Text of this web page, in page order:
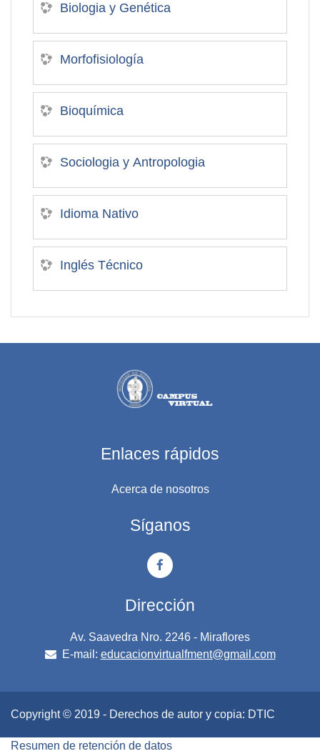
Biologia y Genética
Morfofisiología
Bioquímica
Sociologia y Antropologia
Idioma Nativo
Inglés Técnico
Enlaces rápidos
Acerca de nosotros
Síganos
Dirección
Av. Saavedra Nro. 2246 - Miraflores
E-mail: educacionvirtualfment@gmail.com
Copyright © 2019 - Derechos de autor y copia: DTIC
Resumen de retención de datos